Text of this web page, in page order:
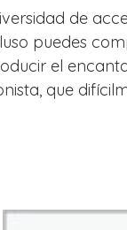
de
puedes
el
que